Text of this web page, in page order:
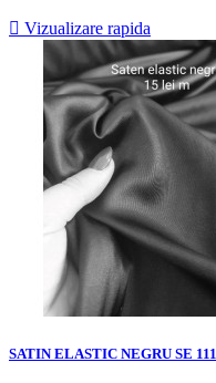
 Vizualizare rapida
SATIN ELASTIC NEGRU SE 111